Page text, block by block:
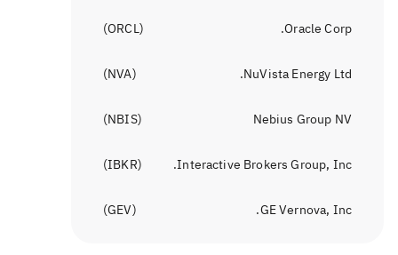
Oracle Corp.
(
ORCL
)
NuVista Energy Ltd.
(
NVA
)
Nebius Group NV
(
NBIS
)
Interactive Brokers Group, Inc.
(
IBKR
)
GE Vernova, Inc.
(
GEV
)